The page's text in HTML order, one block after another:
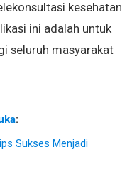
kesehatan
ini adalah untuk
seluruh masyarakat
:
Sukses Menjadi